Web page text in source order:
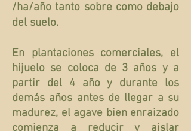
/ha/año tanto sobre como debajo
del suelo.
En plantaciones comerciales, el
hijuelo se coloca de 3 años y a
partir del 4 año y durante los
demás años antes de llegar a su
madurez, el agave bienenraizado